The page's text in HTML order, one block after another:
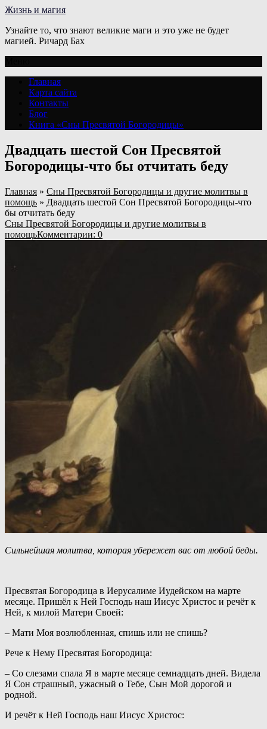
Жизнь и магия
Узнайте то, что знают великие маги и это уже не будет
магией. Ричард Бах
Главная
Карта сайта
Контакты
Блог
Книга «Сны Пресвятой Богородицы»
Двадцать шестой Сон Пресвятой
Богородицы-что бы отчитать беду
Главная » Сны Пресвятой Богородицы и другие молитвы в
помощь » Двадцать шестой Сон Пресвятой Богородицы-что
бы отчитать беду
Сны Пресвятой Богородицы и другие молитвы в
помощьКомментарии: 0
Сильнейшая молитва, которая убережет вас от любой беды.
Пресвятая Богородица в Иерусалиме Иудейском на марте
месяце. Пришёл к Ней Господь наш Иисус Христос и речёт к
Ней, к милой Матери Своей:
– Мати Моя возлюбленная, спишь или не спишь?
Рече к Нему Пресвятая Богородица:
– Со слезами спала Я в марте месяце семнадцать дней. Видела
Я Сон страшный, ужасный о Тебе, Сын Мой дорогой и
родной.
И речёт к Ней Господь наш Иисус Христос: